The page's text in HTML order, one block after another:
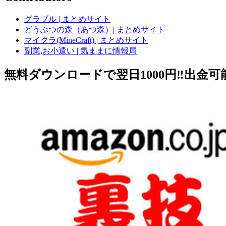
グラブル | まとめサイト
どうぶつの森（あつ森）| まとめサイト
マイクラ(MineCraft) | まとめサイト
副業,お小遣い | 気ままに情報局
無料ダウンロードで翌日1000円‼️出金可